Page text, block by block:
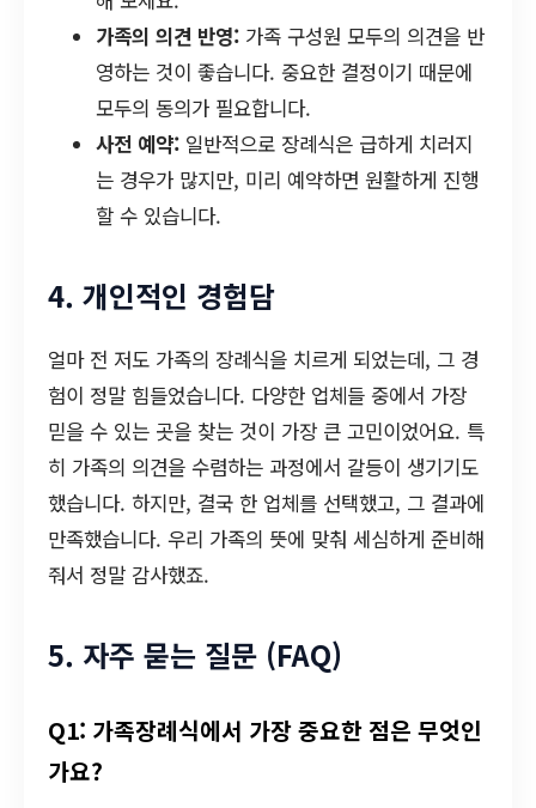
가족의 의견 반영: 가족 구성원 모두의 의견을 반
영하는 것이 좋습니다. 중요한 결정이기 때문에
모두의 동의가 필요합니다.
사전 예약: 일반적으로 장례식은 급하게 치러지
는 경우가 많지만, 미리 예약하면 원활하게 진행
할 수 있습니다.
4. 개인적인 경험담
얼마 전 저도 가족의 장례식을 치르게 되었는데, 그 경
험이 정말 힘들었습니다. 다양한 업체들 중에서 가장
믿을 수 있는 곳을 찾는 것이 가장 큰 고민이었어요. 특
히 가족의 의견을 수렴하는 과정에서 갈등이 생기기도
했습니다. 하지만, 결국 한 업체를 선택했고, 그 결과에
만족했습니다. 우리 가족의 뜻에 맞춰 세심하게 준비해
줘서 정말 감사했죠.
5. 자주 묻는 질문 (FAQ)
Q1: 가족장례식에서 가장 중요한 점은 무엇인
가요?